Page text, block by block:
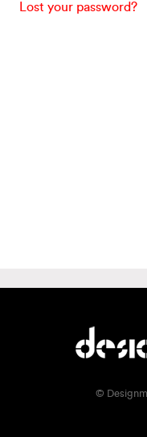
Lost your password?
©